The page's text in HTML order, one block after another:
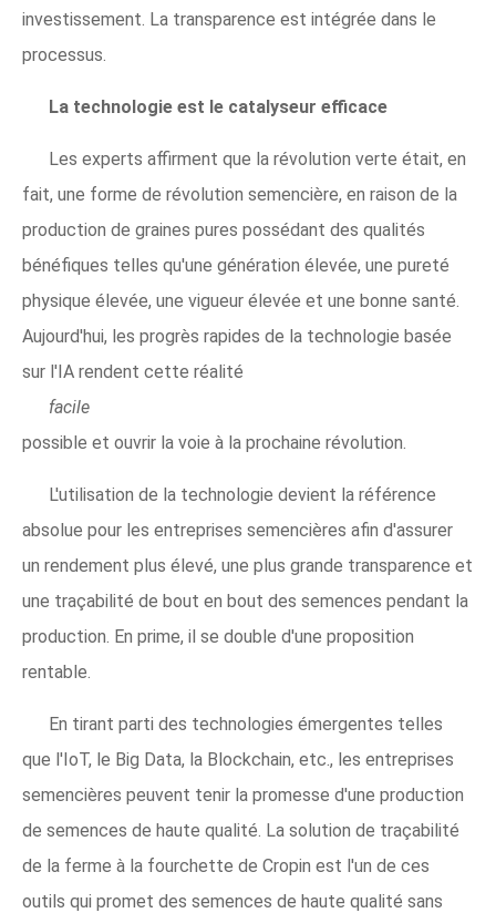
investissement. La transparence est intégrée dans le
processus.
La technologie est le catalyseur efficace
Les experts affirment que la révolution verte était, en
fait, une forme de révolution semencière, en raison de la
production de graines pures possédant des qualités
bénéfiques telles qu'une génération élevée, une pureté
physique élevée, une vigueur élevée et une bonne santé.
Aujourd'hui, les progrès rapides de la technologie basée
sur l'IA rendent cette réalité
facile
possible et ouvrir la voie à la prochaine révolution.
L'utilisation de la technologie devient la référence
absolue pour les entreprises semencières afin d'assurer
un rendement plus élevé, une plus grande transparence et
une traçabilité de bout en bout des semences pendant la
production. En prime, il se double d'une proposition
rentable.
En tirant parti des technologies émergentes telles
que l'IoT, le Big Data, la Blockchain, etc., les entreprises
semencières peuvent tenir la promesse d'une production
de semences de haute qualité. La solution de traçabilité
de la ferme à la fourchette de Cropin est l'un de ces
outils qui promet des semences de haute qualité sans